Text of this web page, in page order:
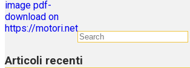
Articoli recenti